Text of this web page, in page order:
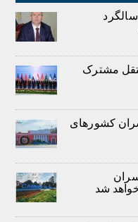
به 35-مین سالگرد
مشترک
کشورهای
شد